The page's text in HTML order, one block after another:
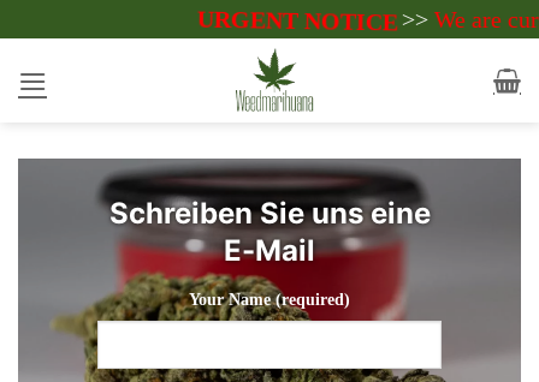
Inhalt
springen
URGENT NOTICE>>We are currently
Schreiben Sie uns eine
E-Mail
Your Name (required)